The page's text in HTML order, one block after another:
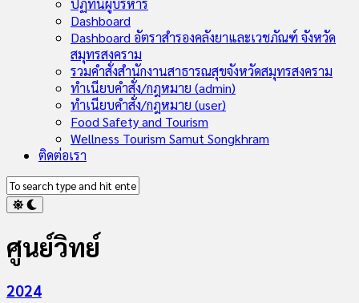
Menu
ปฏิทินผู้บริหาร
Dashboard
Dashboard อัตราสำรองคลังยาและเวชภัณฑ์ จังหวัด
สมุทรสงคราม
รวมคำสั่งสำนักงานสาธารณสุขจังหวัดสมุทรสงคราม
ทำเนียบคำสั่ง/กฎหมาย (admin)
ทำเนียบคำสั่ง/กฎหมาย (user)
Food Safety and Tourism
Wellness Tourism Samut Songkhram
ติดต่อเรา
ศูนย์วิทย์
2024